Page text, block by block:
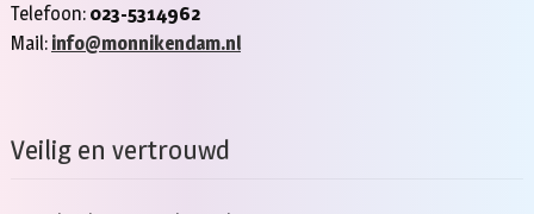
Telefoon: 023-5314962
Mail: info@monnikendam.nl
Veilig en vertrouwd